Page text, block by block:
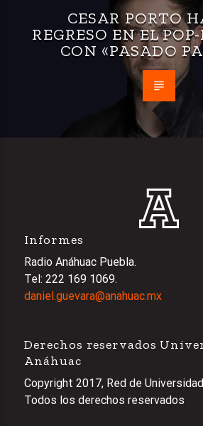
CESAR PORTO
REGRESO EN EL
CON «PASADO
Informes
Radio Anáhuac Puebla.
Tel: 222 169 1069.
daniel.guevara@anahuac.mx
Derechos reservados
Anáhuac
Copyright 2017, Red de
Todos los derechos reservados